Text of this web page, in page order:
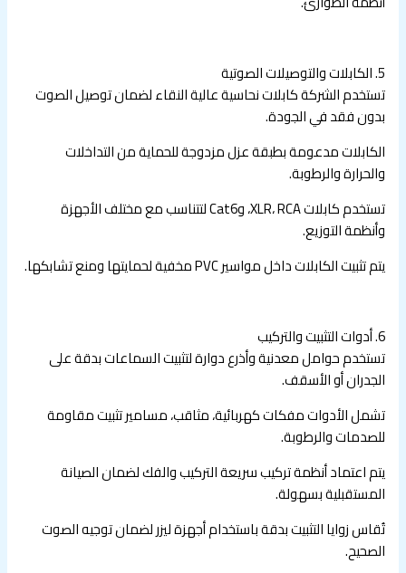
5. الكابلات والتوصيلات الصوتية
تستخدم الشركة كابلات نحاسية عالية النقاء لضمان توصيل الصوت
بدون فقد في الجودة.
الكابلات مدعومة بطبقة عزل مزدوجة للحماية من التداخلات
والحرارة والرطوبة.
تستخدم كابلات XLR، RCA، وCat6 لتتناسب مع مختلف الأجهزة
وأنظمة التوزيع.
يتم تثبيت الكابلات داخل مواسير PVC مخفية لحمايتها ومنع تشابكها.
6. أدوات التثبيت والتركيب
تستخدم حوامل معدنية وأذرع دوارة لتثبيت السماعات بدقة على
الجدران أو الأسقف.
تشمل الأدوات مفكات كهربائية، مثاقب، مسامير تثبيت مقاومة
للصدمات والرطوبة.
يتم اعتماد أنظمة تركيب سريعة التركيب والفك لضمان الصيانة
المستقبلية بسهولة.
تُقاس زوايا التثبيت بدقة باستخدام أجهزة ليزر لضمان توجيه الصوت
الصحيح.